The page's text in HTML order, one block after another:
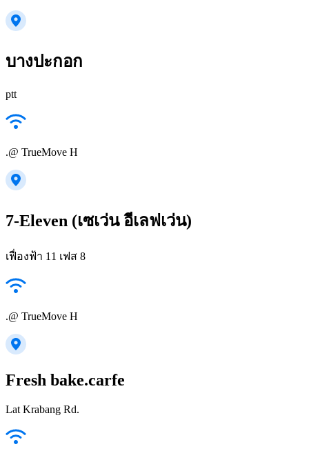
บางปะกอก
ptt
.@ TrueMove H
7-Eleven (เซเว่น อีเลฟเว่น)
เฟื่องฟ้า 11 เฟส 8
.@ TrueMove H
Fresh bake.carfe
Lat Krabang Rd.